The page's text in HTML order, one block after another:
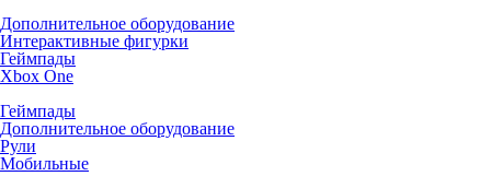
Дополнительное оборудование
Интерактивные фигурки
Геймпады
Xbox One
Геймпады
Дополнительное оборудование
Рули
Мобильные